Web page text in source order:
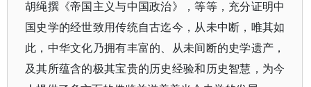
胡绳撰《帝国主义与中国政治》，等等，充分证明中
国史学的经世致用传统自古迄今，从未中断，唯其如
此，中华文化乃拥有丰富的、从未间断的史学遗产，
及其所蕴含的极其宝贵的历史经验和历史智慧，为今